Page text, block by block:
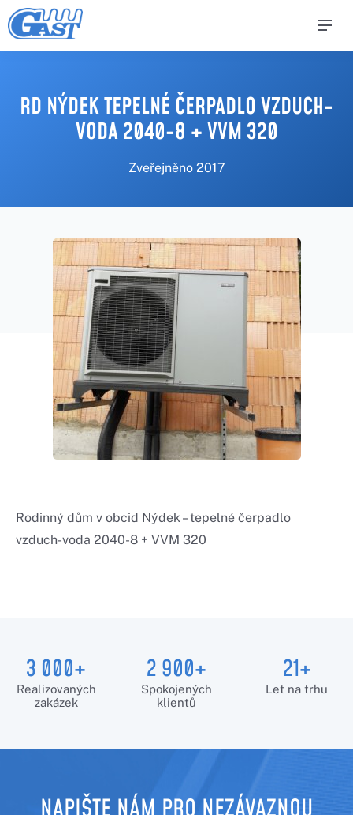
RD NÝDEK TEPELNÉ ČERPADLO VZDUCH-
VODA 2040-8 + VVM 320
Zveřejněno 2017
Rodinný dům v obcid Nýdek – tepelné čerpadlo
vzduch-voda 2040-8 + VVM 320
3 000+
Realizovaných
zakázek
2 900+
Spokojených
klientů
21+
Let na trhu